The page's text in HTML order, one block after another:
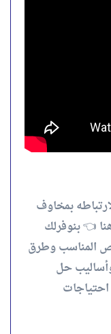
بمخاوف
👈 بنوفرلك
المناسب وطرق
حل